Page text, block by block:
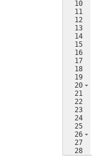
10
11
12
13
14
15
16
17
18
19
20
21
22
23
24
25
26
27
28